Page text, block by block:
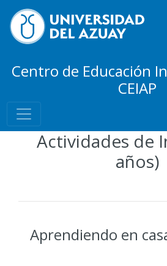
Centro de Educación
CEIAP
Actividades de
años)
Aprendiendo en